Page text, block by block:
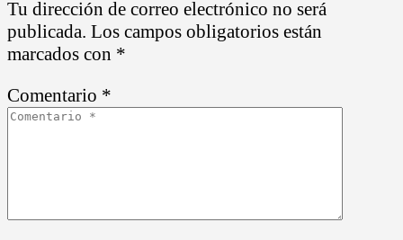
Tu dirección de correo electrónico no será
publicada. Los campos obligatorios están
marcados con *
Comentario *